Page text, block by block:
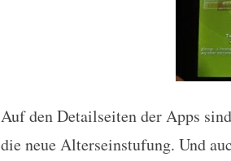
Auf den Detailseiten der Apps
die neue Alterseinstufung. Und